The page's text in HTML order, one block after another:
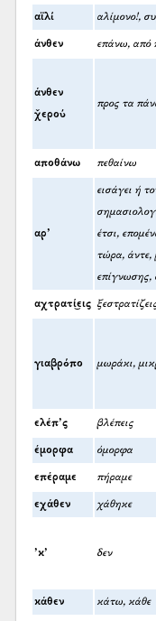
αϊλί αλίμονο!,
άνθεν επάνω, από
άνθεν
χ̌ερού
προς τα
αποθάνω πεθαίνω
αρ’
εισάγει ή
έτσι,
τώρα, άντε,
επίγνωσης,
αχτρατί͜εις
γιαβρόπο μωράκι,
ελέπ’ς βλέπεις
έμορφα όμορφα
επέραμε πήραμε
εχάθεν χάθηκε
’κ’ δεν
κάθεν κάτω, κάθε